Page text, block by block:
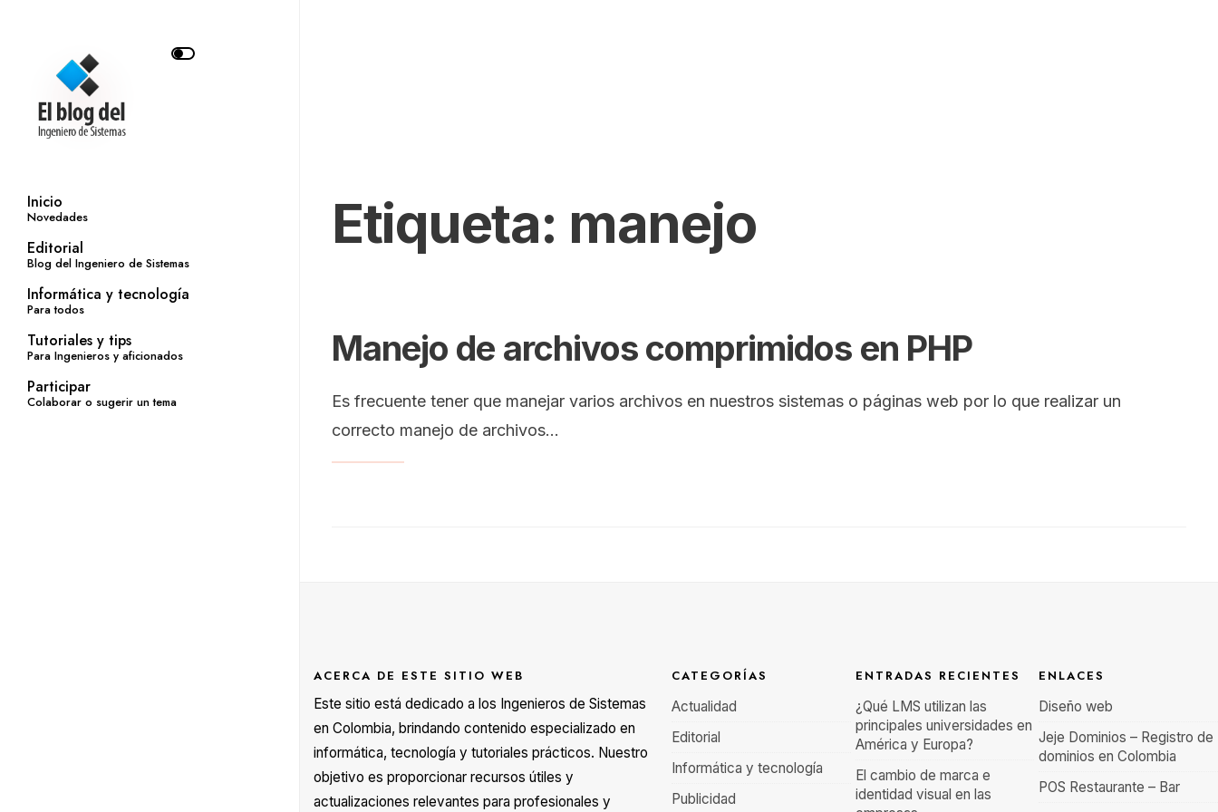
Inicio
Novedades
Editorial
Blog del Ingeniero de Sistemas
Informática y tecnología
Para todos
Tutoriales y tips
Para Ingenieros y aficionados
Participar
Colaborar o sugerir un tema
Etiqueta: manejo
Manejo de archivos comprimidos en PHP
Es frecuente tener que manejar varios archivos en nuestros sistemas o páginas web por lo que realizar un
correcto manejo de archivos...
ACERCA DE ESTE SITIO WEB
Este sitio está dedicado a los Ingenieros de Sistemas
en Colombia, brindando contenido especializado en
informática, tecnología y tutoriales prácticos. Nuestro
objetivo es proporcionar recursos útiles y
actualizaciones relevantes para profesionales y
CATEGORÍAS
Actualidad
Editorial
Informática y tecnología
Publicidad
ENTRADAS RECIENTES
¿Qué LMS utilizan las
principales universidades en
América y Europa?
El cambio de marca e
identidad visual en las
ENLACES
Diseño web
Jeje Dominios – Registro de
dominios en Colombia
POS Restaurante – Bar